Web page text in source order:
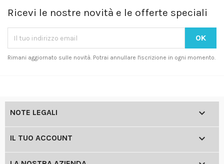
Ricevi le nostre novità e le offerte speciali
Rimani aggiornato sulle novità. Potrai annullare l'iscrizione in ogni momento.
NOTE LEGALI 
IL TUO ACCOUNT 